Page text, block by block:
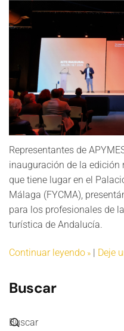
Representantes de
inauguración de la edición
que tiene lugar en el
Málaga (FYCMA),
para los profesionales de
turística de Andalucía.
Continuar leyendo | Deje
Buscar